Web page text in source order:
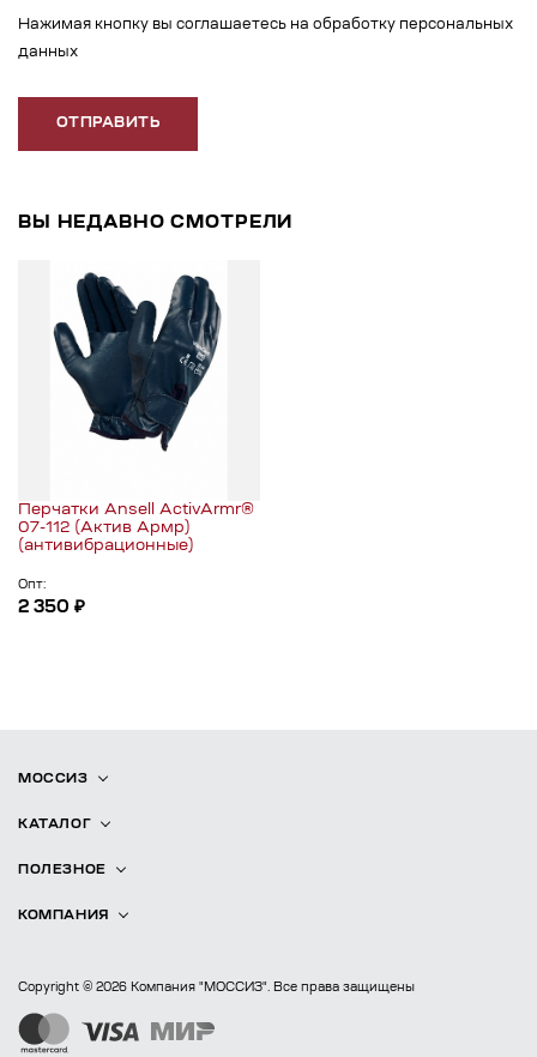
Нажимая кнопку вы соглашаетесь на обработку персональных
данных
ОТПРАВИТЬ
ВЫ НЕДАВНО СМОТРЕЛИ
Перчатки Ansell ActivArmr®
07-112 (Актив Армр)
(антивибрационные)
Опт:
2 350 ₽
МОССИЗ
КАТАЛОГ
ПОЛЕЗНОЕ
КОМПАНИЯ
Copyright © 2026 Компания "МОССИЗ". Все права защищены